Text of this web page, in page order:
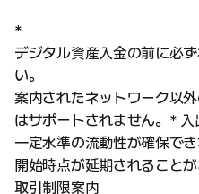
*
デジタル資産入金の前に必
い。
案内されたネットワーク以
はサポートされません。* 入
一定水準の流動性が確保で
開始時点が延期されること
取引制限案内